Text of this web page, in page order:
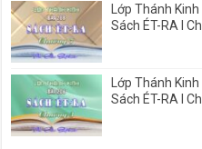
Lớp Thánh
Sách ÉT-RA I
Lớp Thánh
Sách ÉT-RA I